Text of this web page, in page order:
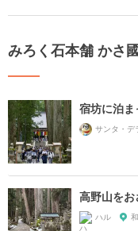
みろく石本舗 かさ
宿坊に泊
高野山を
ハル